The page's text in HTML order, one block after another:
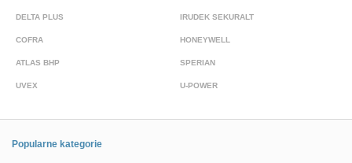
DELTA PLUS
COFRA
ATLAS BHP
UVEX
IRUDEK SEKURALT
HONEYWELL
SPERIAN
U-POWER
Popularne kategorie